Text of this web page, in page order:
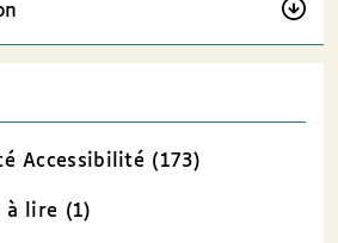
Accessibilité (173)
à lire (1)